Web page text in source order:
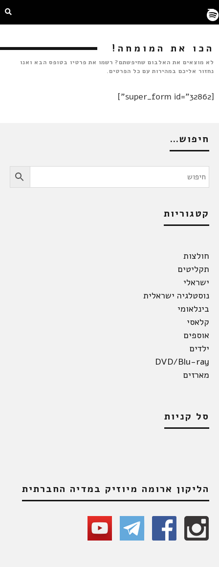
הכו את המומחה!
לא מוצאים את האלבום שחיפשתם? רשמו את פרטיו בטופס הבא ואנו
נחזור אליכם במהירות עם כל הפרטים.
[super_form id="32862"]
חיפוש…
קטגוריות
חולצות
תקליטים
ישראלי
נוסטלגיה ישראלית
בינלאומי
קלאסי
אוספים
ילדים
DVD/Blu-ray
מארזים
סל קניות
הליקון ארומה מיוזיק במדיה החברתית